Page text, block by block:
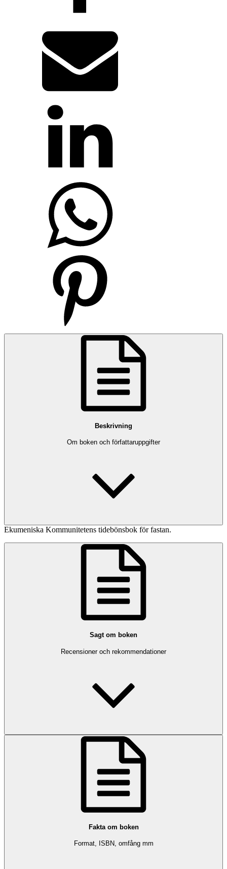
Beskrivning
Om boken och författaruppgifter
Ekumeniska Kommunitetens tidebönsbok för fastan.
Sagt om boken
Recensioner och rekommendationer
Fakta om boken
Format, ISBN, omfång mm